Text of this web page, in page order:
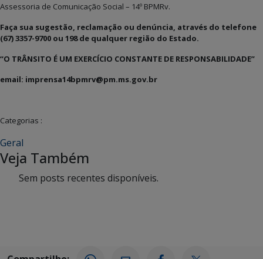
Assessoria de Comunicação Social – 14º BPMRv.
Faça sua sugestão, reclamação ou denúncia, através do telefone
(67) 3357-9700 ou 198 de qualquer região do Estado.
“O TRÂNSITO É UM EXERCÍCIO CONSTANTE DE RESPONSABILIDADE”
email: imprensa14bpmrv@pm.ms.gov.br
Categorias :
Geral
Veja Também
Sem posts recentes disponíveis.